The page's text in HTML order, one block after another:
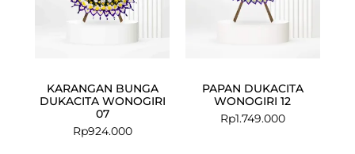
KARANGAN BUNGA
DUKACITA WONOGIRI
07
Rp924.000
PAPAN DUKACITA
WONOGIRI 12
Rp1.749.000